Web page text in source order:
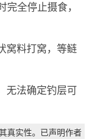
全停止摄食，
窝料打窝，等鲢
无法确定钓层可
真实性。已声明作者